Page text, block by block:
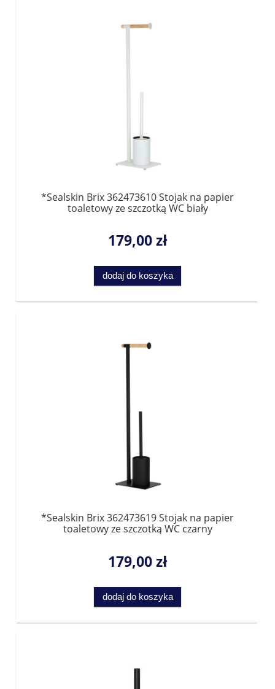
*Sealskin Brix 362473610 Stojak na papier
toaletowy ze szczotką WC biały
179,00 zł
dodaj do koszyka
*Sealskin Brix 362473619 Stojak na papier
toaletowy ze szczotką WC czarny
179,00 zł
dodaj do koszyka